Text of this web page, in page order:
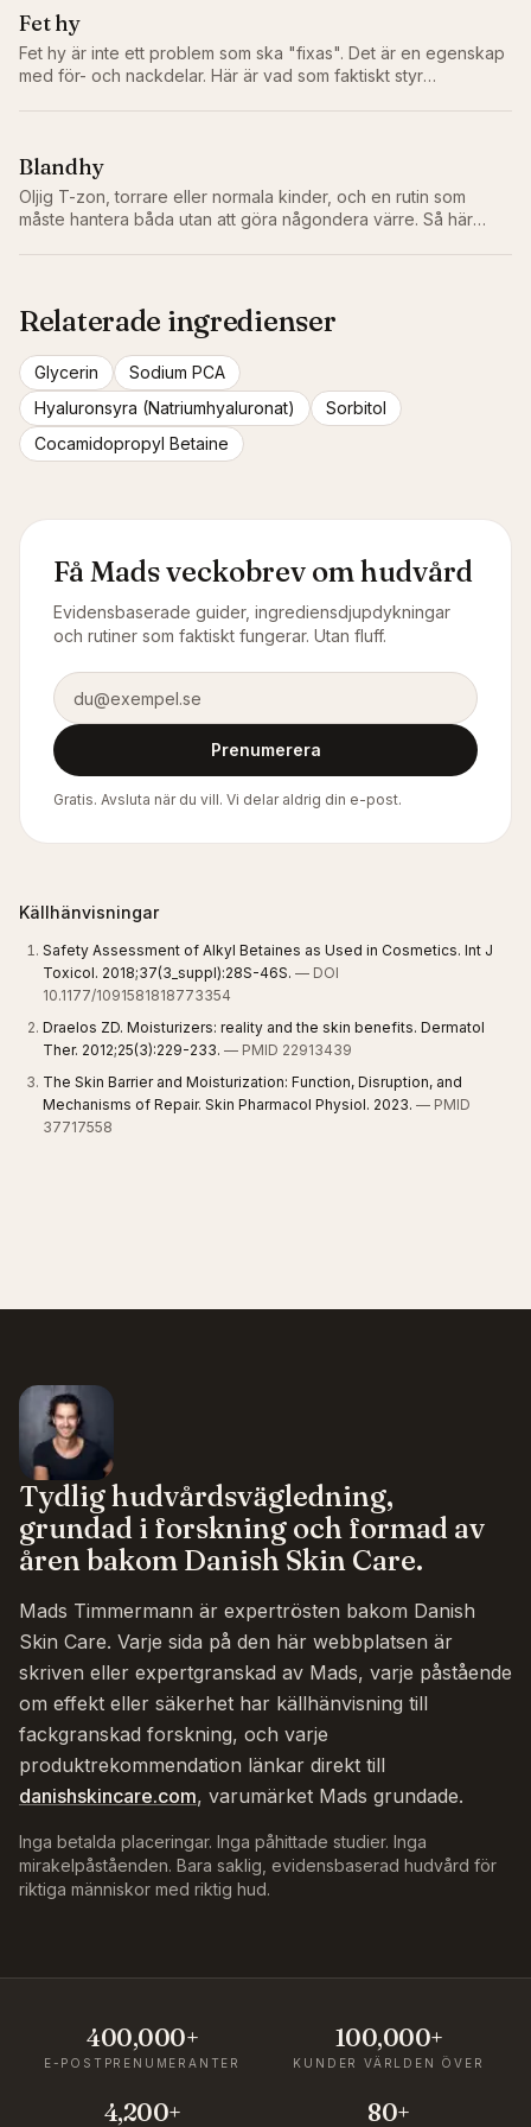
Fet hy
Fet hy är inte ett problem som ska "fixas". Det är en egenskap
med för- och nackdelar. Här är vad som faktiskt styr
Blandhy
Oljig T-zon, torrare eller normala kinder, och en rutin som
måste hantera båda utan att göra någondera värre. Så här
Relaterade ingredienser
Glycerin
Sodium PCA
Hyaluronsyra (Natriumhyaluronat)
Sorbitol
Cocamidopropyl Betaine
Få Mads veckobrev om hudvård
Evidensbaserade guider, ingrediensdjupdykningar
och rutiner som faktiskt fungerar. Utan fluff.
E-postadress
Prenumerera
Gratis. Avsluta när du vill. Vi delar aldrig din e-post.
Källhänvisningar
Safety Assessment of Alkyl Betaines as Used in Cosmetics. Int J
Toxicol. 2018;37(3_suppl):28S-46S. — DOI
10.1177/1091581818773354
Draelos ZD. Moisturizers: reality and the skin benefits. Dermatol
Ther. 2012;25(3):229-233. — PMID 22913439
The Skin Barrier and Moisturization: Function, Disruption, and
Mechanisms of Repair. Skin Pharmacol Physiol. 2023. — PMID
37717558
Tydlig hudvårdsvägledning,
grundad i forskning och formad av
åren bakom Danish Skin Care.
Mads Timmermann är expertrösten bakom Danish
Skin Care. Varje sida på den här webbplatsen är
skriven eller expertgranskad av Mads, varje påstående
om effekt eller säkerhet har källhänvisning till
fackgranskad forskning, och varje
produktrekommendation länkar direkt till
danishskincare.com, varumärket Mads grundade.
Inga betalda placeringar. Inga påhittade studier. Inga
mirakelpåståenden. Bara saklig, evidensbaserad hudvård för
riktiga människor med riktig hud.
400,000+
E-POSTPRENUMERANTER
100,000+
KUNDER VÄRLDEN ÖVER
4,200+ 80+